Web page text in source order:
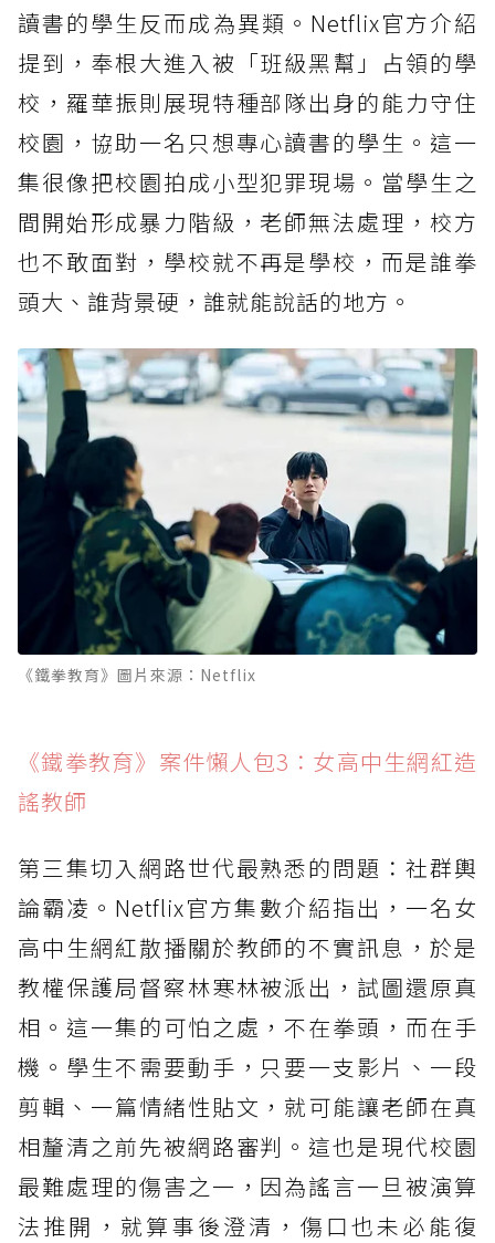
讀書的學生反而成為異類。Netflix官方介紹
提到，奉根大進入被「班級黑幫」占領的學
校，羅華振則展現特種部隊出身的能力守住
校園，協助一名只想專心讀書的學生。這一
集很像把校園拍成小型犯罪現場。當學生之
間開始形成暴力階級，老師無法處理，校方
也不敢面對，學校就不再是學校，而是誰拳
頭大、誰背景硬，誰就能說話的地方。
《鐵拳教育》圖片來源：Netflix
《鐵拳教育》案件懶人包3：女高中生網紅造
謠教師
第三集切入網路世代最熟悉的問題：社群輿
論霸凌。Netflix官方集數介紹指出，一名女
高中生網紅散播關於教師的不實訊息，於是
教權保護局督察林寒林被派出，試圖還原真
相。這一集的可怕之處，不在拳頭，而在手
機。學生不需要動手，只要一支影片、一段
剪輯、一篇情緒性貼文，就可能讓老師在真
相釐清之前先被網路審判。這也是現代校園
最難處理的傷害之一，因為謠言一旦被演算
法推開，就算事後澄清，傷口也未必能復